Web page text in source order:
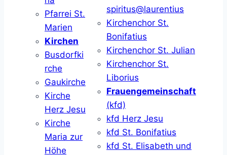
Pfarrei St.
Marien
Kirchen
Busdorfki
rche
Gaukirche
Kirche
Herz Jesu
Kirche
Maria zur
Höhe
spiritus@laurentius
Kirchenchor St.
Bonifatius
Kirchenchor St. Julian
Kirchenchor St.
Liborius
Frauengemeinschaft
(kfd)
kfd Herz Jesu
kfd St. Bonifatius
kfd St. Elisabeth und